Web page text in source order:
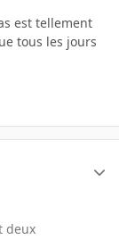
est tellement
tous les jours
deux